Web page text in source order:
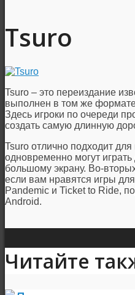
Tsuro
Tsuro – это переиздание
выполнен в том же
Здесь игроки по очереди
создать самую длинную
Tsuro отлично подходит
одновременно могут
большому экрану. Во-
если вам нравятся игры
Pandemic и Ticket to Ride,
Android.
Читайте